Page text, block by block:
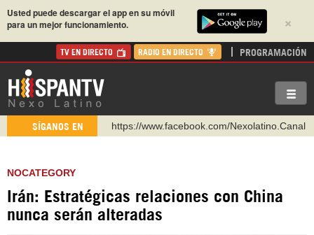
×
Usted puede descargar el app en su móvil
para un mejor funcionamiento.
TV EN DIRECTO RADIO EN DIRECTO PROGRAMACIÓN
SÍGANOS EN
https://www.facebook.com/Nexolatino.Canal
https://t.me/hispantvcanal
https://urmedium.com/c/hispantv
NOCATEGORY
Irán: Estratégicas relaciones con China
nunca serán alteradas